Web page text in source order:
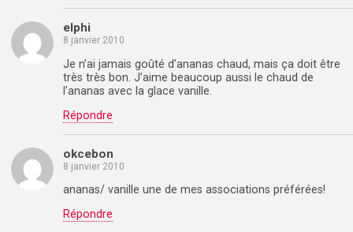
elphi
8 janvier 2010
Je n’ai jamais goûté d’ananas chaud, mais ça doit être
très très bon. J’aime beaucoup aussi le chaud de
l’ananas avec la glace vanille.
Répondre
okcebon
8 janvier 2010
ananas/ vanille une de mes associations préférées!
Répondre